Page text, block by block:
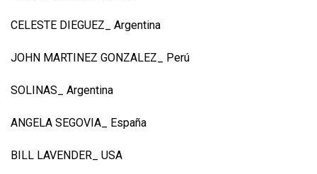
CELESTE DIEGUEZ_ Argentina
JOHN MARTINEZ GONZALEZ_ Perú
SOLINAS_ Argentina
ANGELA SEGOVIA_ España
BILL LAVENDER_ USA